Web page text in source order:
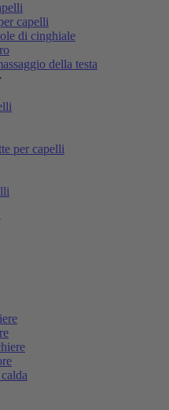
capelli
di cinghiale
della testa
per capelli